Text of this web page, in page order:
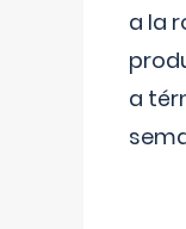
a la
a